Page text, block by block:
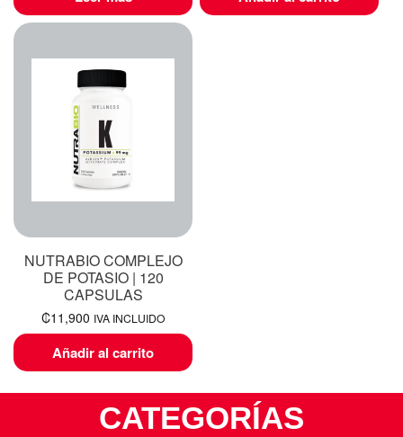
NUTRABIO COMPLEJO
DE POTASIO | 120
CAPSULAS
₡11,900 IVA INCLUIDO
Añadir al carrito
CATEGORÍAS